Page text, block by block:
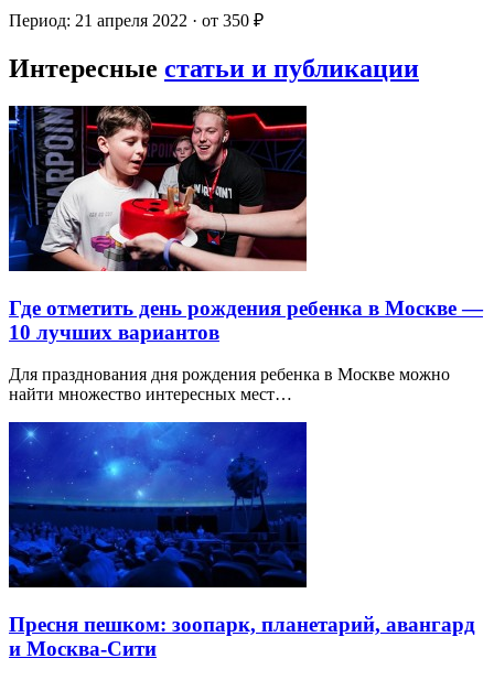
Период: 21 апреля 2022 · от 350 ₽
Интересные статьи и публикации
Где отметить день рождения ребенка в Москве —
10 лучших вариантов
Для празднования дня рождения ребенка в Москве можно
найти множество интересных мест…
Пресня пешком: зоопарк, планетарий, авангард
и Москва-Сити